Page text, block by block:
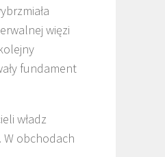
więzi
fundament
władz
obchodach